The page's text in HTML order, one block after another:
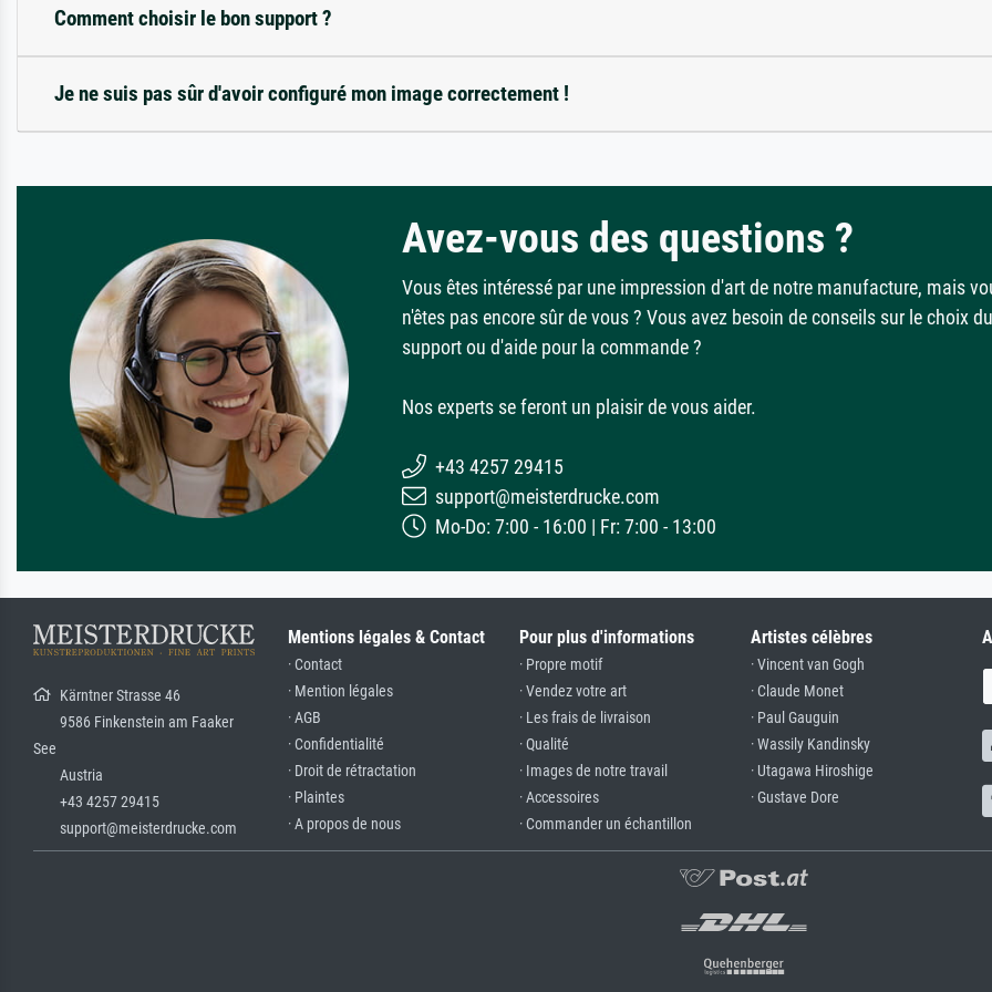
Comment choisir le bon support ?
Je ne suis pas sûr d'avoir configuré mon image correctement !
Avez-vous des questions ?
Vous êtes intéressé par une impression d'art de notre manufacture, mais
n'êtes pas encore sûr de vous ? Vous avez besoin de conseils sur le choix du
support ou d'aide pour la commande ?
Nos experts se feront un plaisir de vous aider.
+43 4257 29415
support@meisterdrucke.com
Mo-Do: 7:00 - 16:00 | Fr: 7:00 - 13:00
Kärntner Strasse 46
9586 Finkenstein am Faaker
See
Austria
+43 4257 29415
support@meisterdrucke.com
Mentions légales & Contact
· Contact
· Mention légales
· AGB
· Confidentialité
· Droit de rétractation
· Plaintes
· A propos de nous
Pour plus d'informations
· Propre motif
· Vendez votre art
· Les frais de livraison
· Qualité
· Images de notre travail
· Accessoires
· Commander un échantillon
Artistes célèbres
· Vincent van Gogh
· Claude Monet
· Paul Gauguin
· Wassily Kandinsky
· Utagawa Hiroshige
· Gustave Dore